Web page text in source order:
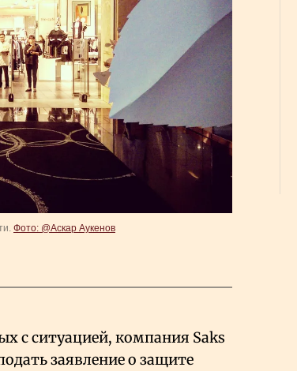
Фото: @Аскар Аукенов
с ситуацией, компания Saks
заявление о защите